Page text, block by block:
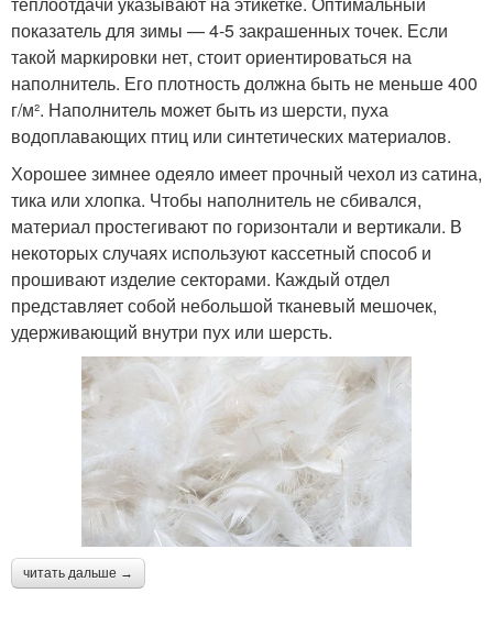
показатель для зимы — 4-5 закрашенных точек. Если
такой маркировки нет, стоит ориентироваться на
наполнитель. Его плотность должна быть не меньше 400
г/м². Наполнитель может быть из шерсти, пуха
водоплавающих птиц или синтетических материалов.
Хорошее зимнее одеяло имеет прочный чехол из сатина,
тика или хлопка. Чтобы наполнитель не сбивался,
материал простегивают по горизонтали и вертикали. В
некоторых случаях используют кассетный способ и
прошивают изделие секторами. Каждый отдел
представляет собой небольшой тканевый мешочек,
удерживающий внутри пух или шерсть.
читать дальше →